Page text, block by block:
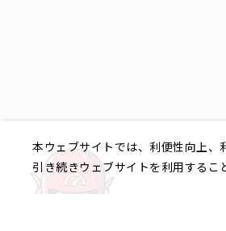
本ウェブサイトでは、利便性向上、
引き続きウェブサイトを利用する